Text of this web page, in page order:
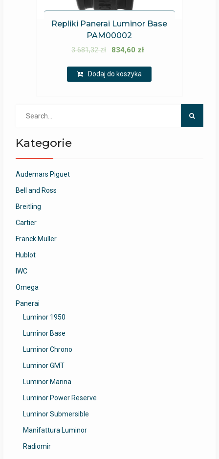
Repliki Panerai Luminor Base
PAM00002
3 681,32zł 834,60 zł
Dodaj do koszyka
Kategorie
Audemars Piguet
Bell and Ross
Breitling
Cartier
Franck Muller
Hublot
IWC
Omega
Panerai
Luminor 1950
Luminor Base
Luminor Chrono
Luminor GMT
Luminor Marina
Luminor Power Reserve
Luminor Submersible
Manifattura Luminor
Radiomir